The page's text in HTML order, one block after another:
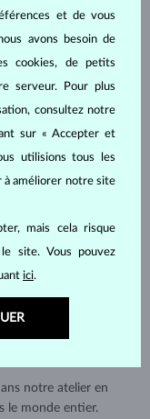
notre atelier en
le monde entier.
et de vous
avons besoin de
cookies, de petits
serveur. Pour plus
consultez notre
sur « Accepter et
utilisions tous les
à améliorer notre site
mais cela risque
le site. Vous pouvez
ici.